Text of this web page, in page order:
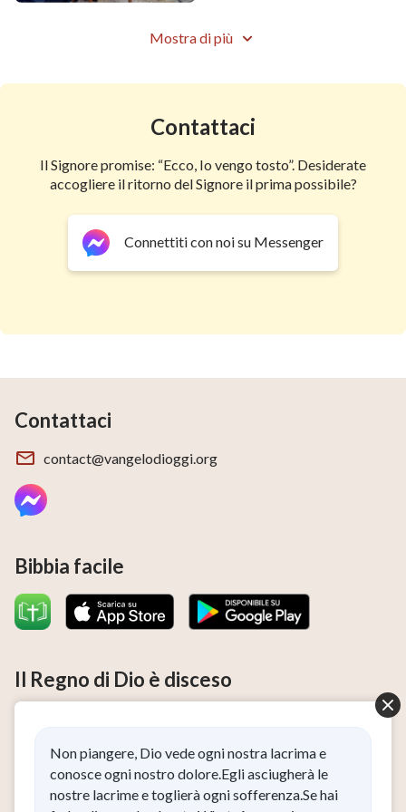
Mostra di più
Contattaci
Il Signore promise: “Ecco, Io vengo tosto”. Desiderate
accogliere il ritorno del Signore il prima possibile?
Connettiti con noi su Messenger
Contattaci
contact@vangelodioggi.org
Bibbia facile
Il Regno di Dio è disceso
Ho letto e accetto l’Informativa sulla privacy.
Non piangere, Dio vede ogni nostra lacrima e
conosce ogni nostro dolore.Egli asciugherà le
nostre lacrime e toglierà ogni sofferenza.Se hai